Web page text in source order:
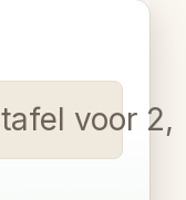
voor 2,